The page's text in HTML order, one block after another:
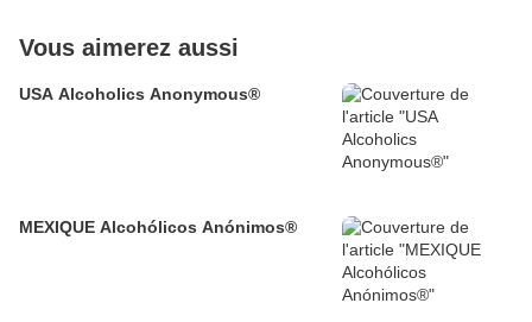
Vous aimerez aussi
USA Alcoholics Anonymous®
MEXIQUE Alcohólicos Anónimos®